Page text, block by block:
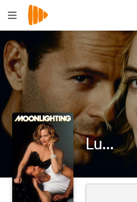
Luz de luna